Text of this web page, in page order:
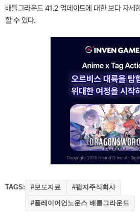
배틀그라운드 41.2 업데이트에 대한 보다 자세
할 수 있다.
TAGS: #보도자료 #펍지주식회사
#플레이어언노운스 배틀그라운드